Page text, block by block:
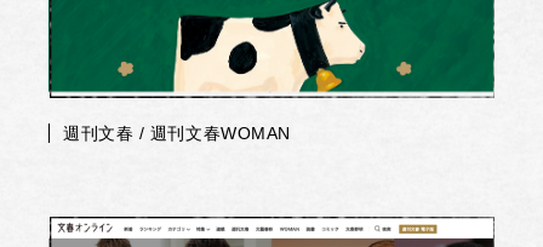
週刊文春 / 週刊文春WOMAN